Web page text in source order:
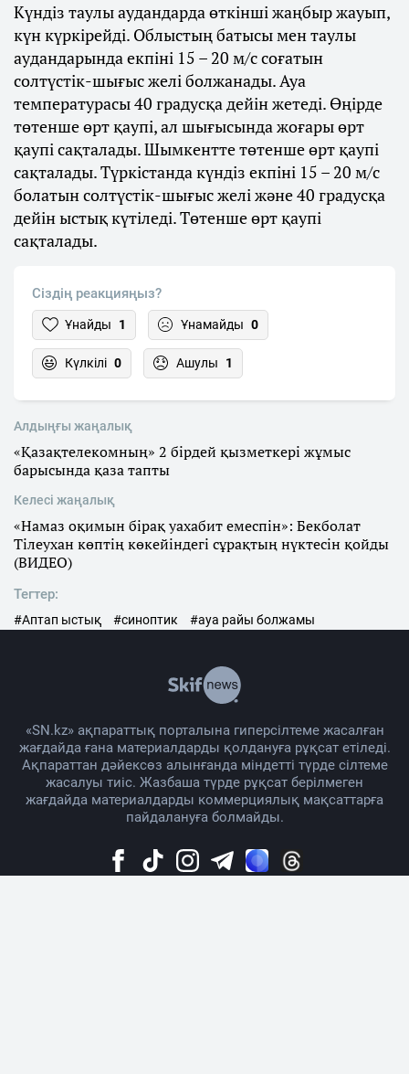
Күндіз таулы аудандарда өткінші жаңбыр жауып,
күн күркірейді. Облыстың батысы мен таулы
аудандарында екпіні 15 – 20 м/с соғатын
солтүстік-шығыс желі болжанады. Ауа
температурасы 40 градусқа дейін жетеді. Өңірде
төтенше өрт қаупі, ал шығысында жоғары өрт
қаупі сақталады. Шымкентте төтенше өрт қаупі
сақталады. Түркістанда күндіз екпіні 15 – 20 м/с
болатын солтүстік-шығыс желі және 40 градусқа
дейін ыстық күтіледі. Төтенше өрт қаупі
сақталады.
Сіздің реакцияңыз?
Ұнайды 1 Ұнамайды 0
Күлкілі 0 Ашулы 1
Алдыңғы жаңалық
«Қазақтелекомның» 2 бірдей қызметкері жұмыс
барысында қаза тапты
Келесі жаңалық
«Намаз оқимын бірақ уахабит емеспін»: Бекболат
Тілеухан көптің көкейіндегі сұрақтың нүктесін қойды
(ВИДЕО)
Тегтер:
#Аптап ыстық #синоптик #ауа райы болжамы
«SN.kz» ақпараттық порталына гиперсілтеме жасалған
жағдайда ғана материалдарды қолдануға рұқсат етіледі.
Ақпараттан дәйексөз алынғанда міндетті түрде сілтеме
жасалуы тиіс. Жазбаша түрде рұқсат берілмеген
жағдайда материалдарды коммерциялық мақсаттарға
пайдалануға болмайды.